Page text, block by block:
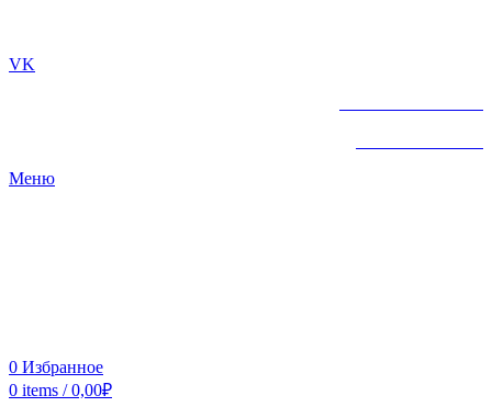
VK
Меню
0 Избранное
0 items / 0,00₽